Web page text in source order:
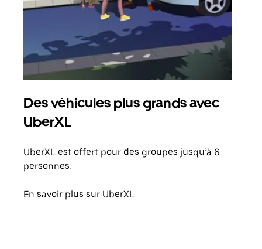
Des véhicules plus grands avec
UberXL
UberXL est offert pour des groupes jusqu’à 6
personnes.
En savoir plus sur UberXL